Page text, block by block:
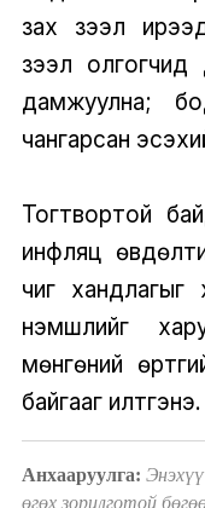
зах зээл
зээл олгогчид
дамжуулна;
чангарсан
Тогтвортой
инфляц
чиг хандлагыг
үнэмшлийг
мөнгөний
байгааг илтгэнэ.
Анхааруулга:
өгөх зорилготой